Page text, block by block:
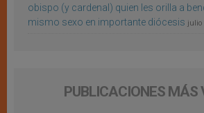
obispo (y cardenal) quien les orilla a
mismo sexo en importante diócesis julio
PUBLICACIONES MÁS